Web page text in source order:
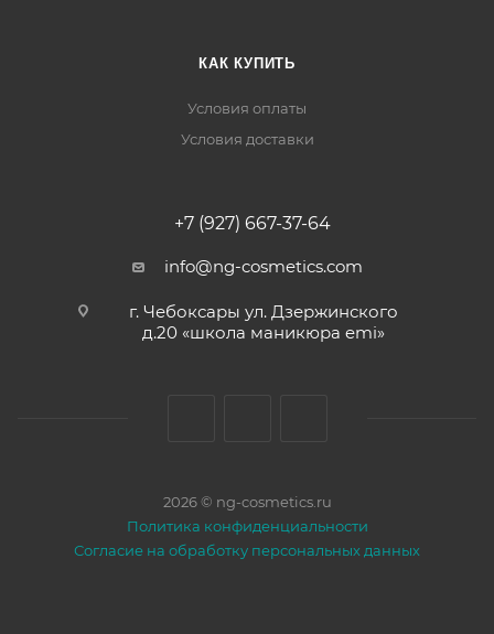
КАК КУПИТЬ
Условия оплаты
Условия доставки
+7 (927) 667-37-64
info@ng-cosmetics.com
г. Чебоксары ул. Дзержинского
д.20 «школа маникюра emi»
2026 © ng-cosmetics.ru
Политика конфиденциальности
Согласие на обработку персональных данных